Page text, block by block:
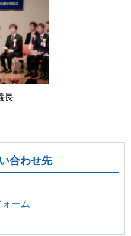
長
合わせ先
ーム